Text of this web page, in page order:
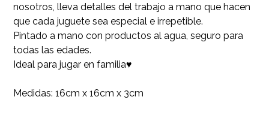
nosotros, lleva detalles del trabajo a mano que hacen
que cada juguete sea especial e irrepetible.
Pintado a mano con productos al agua, seguro para
todas las edades.
Ideal para jugar en familia♥
Medidas: 16cm x 16cm x 3cm